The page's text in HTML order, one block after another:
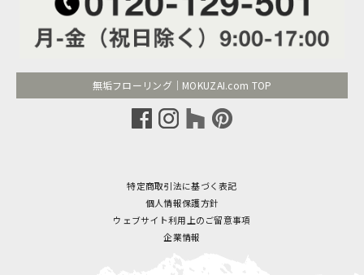
無垢フローリング｜MOKUZAI.com TOP
特定商取引法に基づく表記
個人情報保護方針
ウェブサイト利用上のご留意事項
企業情報